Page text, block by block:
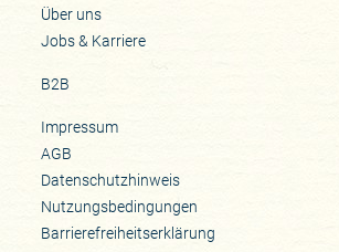
Über uns
Jobs & Karriere
B2B
Impressum
AGB
Datenschutzhinweis
Nutzungsbedingungen
Barrierefreiheitserklärung